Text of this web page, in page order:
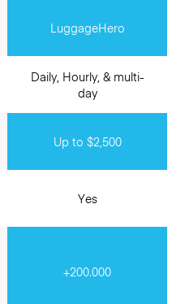
LuggageHero
Daily, Hourly, & multi-
day
Up to $2,500
Yes
+200.000